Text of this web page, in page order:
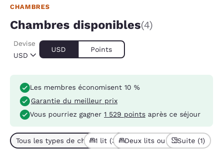
CHAMBRES
Chambres disponibles(4)
USD
Devise
USD Points
Les membres économisent 10 %
Garantie du meilleur prix
Vous pourriez gagner 1 529 points après ce séjour
Tous les types de chambres (4)
1 lit (3) Deux lits ou plus (1)
Suite (1)